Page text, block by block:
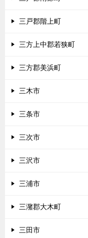
三戸郡階上町
三方上中郡若狭町
三方郡美浜町
三木市
三条市
三次市
三沢市
三浦市
三潴郡大木町
三田市